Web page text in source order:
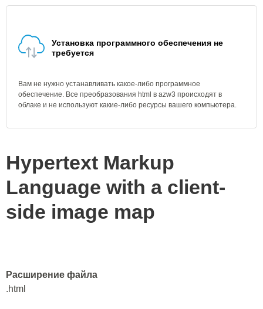
Установка программного обеспечения не
требуется
Вам не нужно устанавливать какое-либо программное
обеспечение. Все преобразования html в azw3 происходят в
облаке и не используют какие-либо ресурсы вашего компьютера.
Hypertext Markup
Language with a client-
side image map
Расширение файла
.html